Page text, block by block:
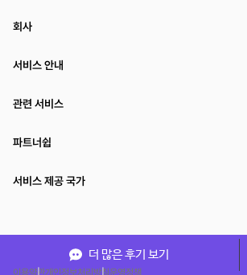
더 많은 후기 보기
회사
서비스 안내
관련 서비스
파트너쉽
서비스 제공 국가
이용약관개인정보처리방침운영정책